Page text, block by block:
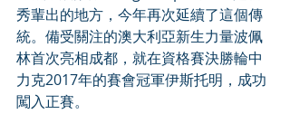
秀輩出的地方，今年再次延續了這個傳
統。備受關注的澳大利亞新生力量波佩
林首次亮相成都，就在資格賽決勝輪中
力克2017年的賽會冠軍伊斯托明，成功
闖入正賽。